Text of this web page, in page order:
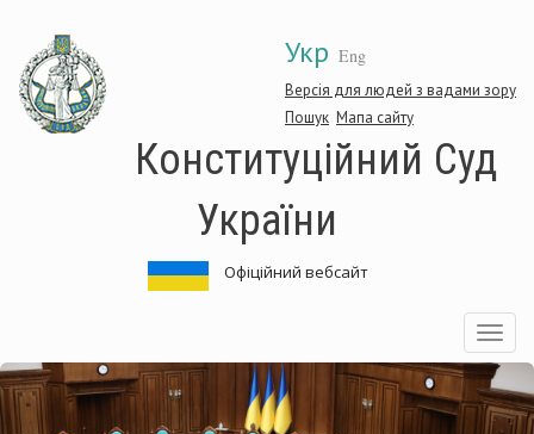
основного
матеріалу
Укр Eng
Версія для людей з вадами зору
Пошук Мапа сайту
Конституційний Суд
України
Офіційний вебсайт
Toggle